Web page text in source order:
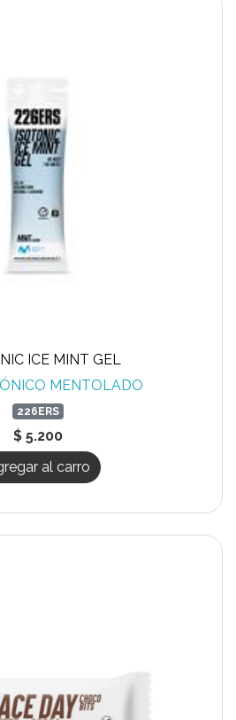
ICE MINT GEL
MENTOLADO
226ERS
$ 5.200
al carro